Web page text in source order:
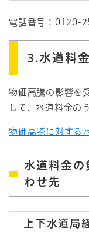
電話番号：0120-
3.水道料
物価高騰の影響を
して、水道料金の
物価高騰に対する
水道料金の
わせ先
上下水道局